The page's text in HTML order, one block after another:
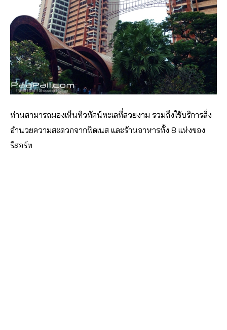
ท่านสามารถมองเห็นทิวทัศน์ทะเลที่สวยงาม รวมถึงใช้บริการสิ่ง
อำนวยความสะดวกจากฟิตเนส และร้านอาหารทั้ง 8 แห่งของ
รีสอร์ท